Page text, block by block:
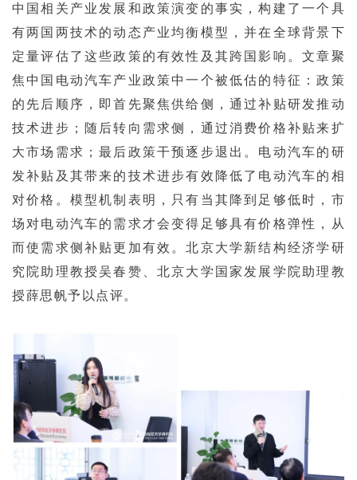
中国相关产业发展和政策演变的事实，构建了一个具
有两国两技术的动态产业均衡模型，并在全球背景下
定量评估了这些政策的有效性及其跨国影响。文章聚
焦中国电动汽车产业政策中一个被低估的特征：政策
的先后顺序，即首先聚焦供给侧，通过补贴研发推动
技术进步；随后转向需求侧，通过消费价格补贴来扩
大市场需求；最后政策干预逐步退出。电动汽车的研
发补贴及其带来的技术进步有效降低了电动汽车的相
对价格。模型机制表明，只有当其降到足够低时，市
场对电动汽车的需求才会变得足够具有价格弹性，从
而使需求侧补贴更加有效。北京大学新结构经济学研
究院助理教授吴春赞、北京大学国家发展学院助理教
授薛思帆予以点评。